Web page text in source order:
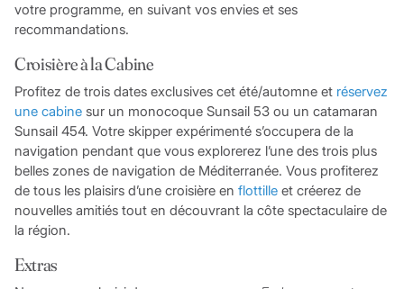
votre programme, en suivant vos envies et ses
recommandations.
Croisière à la Cabine
Profitez de trois dates exclusives cet été/automne et réservez
une cabinesur un monocoque Sunsail 53 ou un catamaran
Sunsail 454. Votre skipper expérimenté s’occupera de la
navigation pendant que vous explorerez l’une des trois plus
belles zones de navigation de Méditerranée. Vous profiterez
de tous les plaisirs d’une croisière en flottilleet créerez de
nouvelles amitiés tout en découvrant la côte spectaculaire de
la région.
Extras